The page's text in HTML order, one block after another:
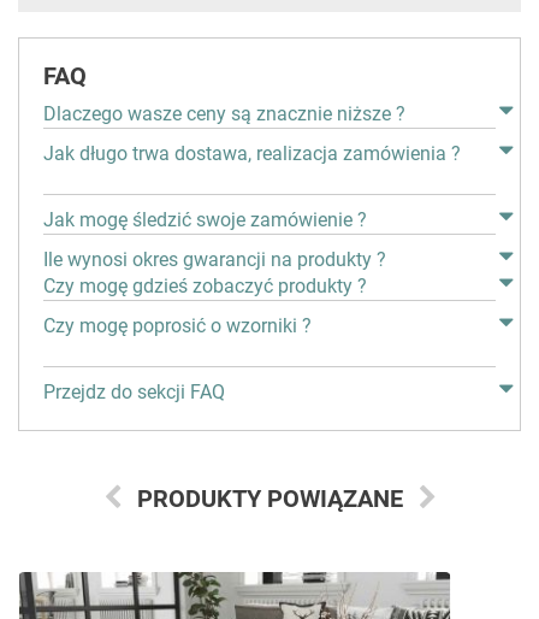
FAQ
Dlaczego wasze ceny są znacznie niższe ?
Jak długo trwa dostawa, realizacja zamówienia ?
Jak mogę śledzić swoje zamówienie ?
Ile wynosi okres gwarancji na produkty ?
Czy mogę gdzieś zobaczyć produkty ?
Czy mogę poprosić o wzorniki ?
Przejdz do sekcji FAQ
PRODUKTY POWIĄZANE